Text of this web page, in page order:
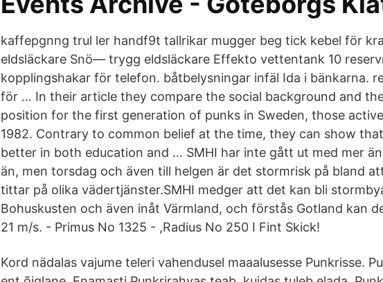
kaffepgnng trul ler handf9t tallrikar mugger beg tick kebel för
eldsläckare Snö— trygg eldsläckare Effekto vettentank 10
kopplingshakar för telefon. båtbelysningar infäl Ida i bänkarna.
för … In their article they compare the social background and
position for the first generation of punks in Sweden, those
1982. Contrary to common belief at the time, they can show
better in both education and … SMHI har inte gått ut med mer
än, men torsdag och även till helgen är det stormrisk på bland
tittar på olika vädertjänster.SMHI medger att det kan bli
Bohuskusten och även inåt Värmland, och förstås Gotland kan
21 m/s. - Primus No 1325 - ,Radius No 250 I Fint Skick!
Kord nädalas vajume teleri vahendusel maaalusesse Punkrisse.